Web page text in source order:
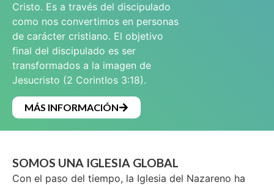
Cristo. Es a través del discipulado
como nos convertimos en personas
de carácter cristiano. El objetivo
final del discipulado es ser
transformados a la imagen de
Jesucristo (2 CorintIos 3:18).
MÁS INFORMACIÓN
SOMOS UNA IGLESIA GLOBAL
Con el paso del tiempo, la Iglesia del Nazareno ha